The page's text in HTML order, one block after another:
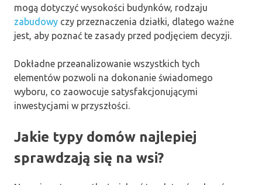
mogą dotyczyć wysokości budynków, rodzaju
zabudowy czy przeznaczenia działki, dlatego ważne
jest, aby poznać te zasady przed podjęciem decyzji.
Dokładne przeanalizowanie wszystkich tych
elementów pozwoli na dokonanie świadomego
wyboru, co zaowocuje satysfakcjonującymi
inwestycjami w przyszłości.
Jakie typy domów najlepiej
sprawdzają się na wsi?